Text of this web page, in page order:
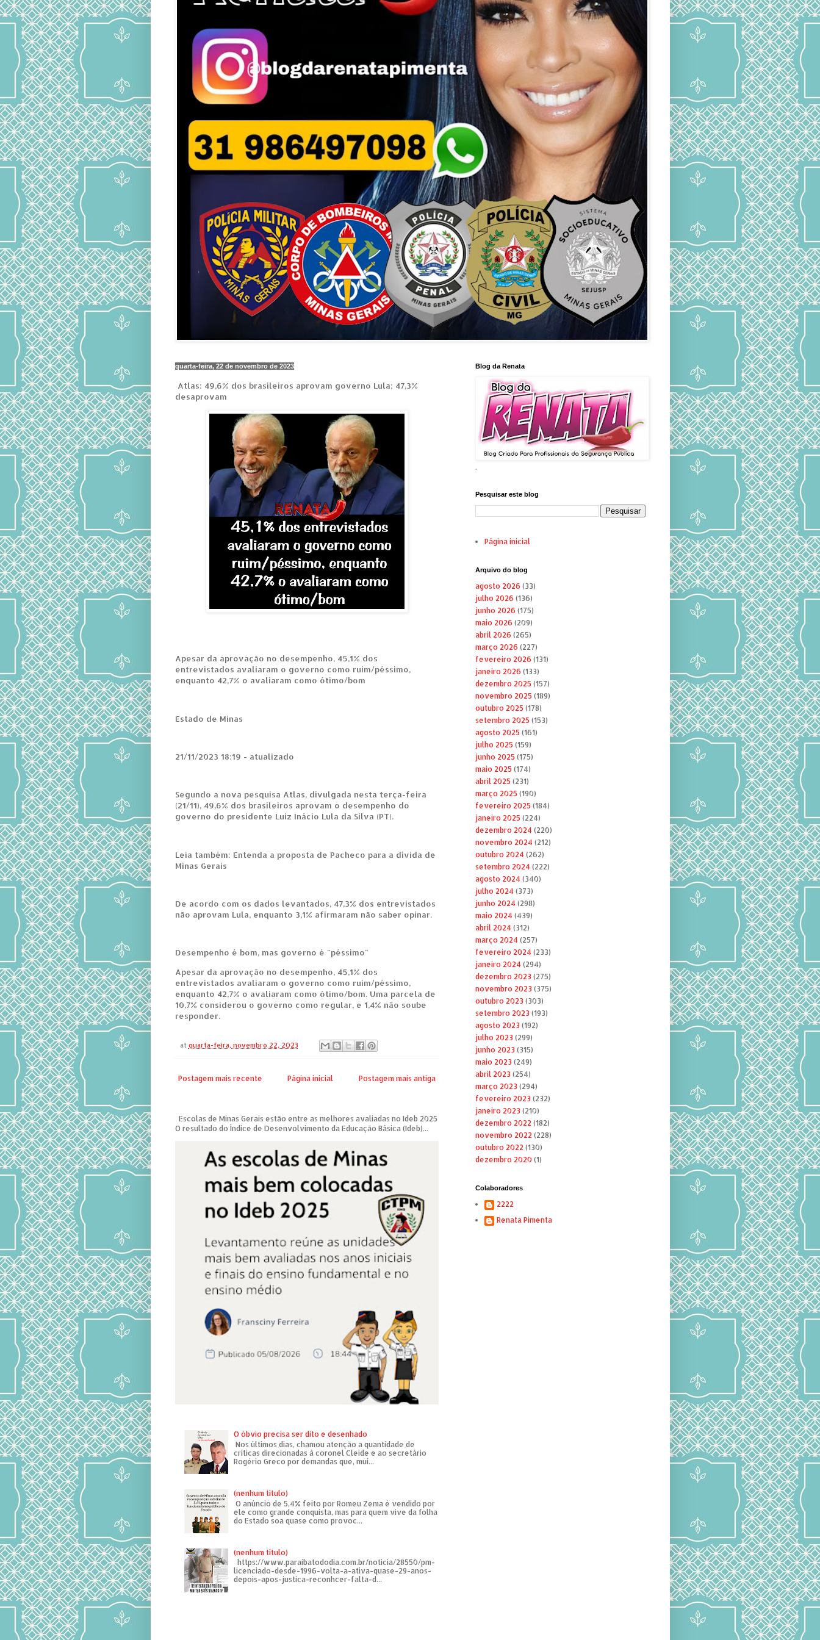
quarta-feira, 22 de novembro de 2023
Atlas: 49,6% dos brasileiros aprovam governo Lula; 47,3%
desaprovam
Apesar da aprovação no desempenho, 45,1% dos
entrevistados avaliaram o governo como ruim/péssimo,
enquanto 42,7% o avaliaram como ótimo/bom
Estado de Minas
21/11/2023 18:19 - atualizado
Segundo a nova pesquisa Atlas, divulgada nesta terça-feira
(21/11), 49,6% dos brasileiros aprovam o desempenho do
governo do presidente Luiz Inácio Lula da Silva (PT).
Leia também: Entenda a proposta de Pacheco para a dívida de
Minas Gerais
De acordo com os dados levantados, 47,3% dos entrevistados
não aprovam Lula, enquanto 3,1% afirmaram não saber opinar.
Desempenho é bom, mas governo é "péssimo"
Apesar da aprovação no desempenho, 45,1% dos
entrevistados avaliaram o governo como ruim/péssimo,
enquanto 42,7% o avaliaram como ótimo/bom. Uma parcela de
10,7% considerou o governo como regular, e 1,4% não soube
responder.
at quarta-feira, novembro 22, 2023
Postagem mais recente Postagem mais antiga
Página inicial
Escolas de Minas Gerais estão entre as melhores avaliadas no Ideb 2025
O resultado do Índice de Desenvolvimento da Educação Básica (Ideb)...
O óbvio precisa ser dito e desenhado
Nos últimos dias, chamou atenção a quantidade de
críticas direcionadas à coronel Cleide e ao secretário
Rogério Greco por demandas que, mui...
(nenhum título)
O anúncio de 5,4% feito por Romeu Zema é vendido por
ele como grande conquista, mas para quem vive da folha
do Estado soa quase como provoc...
(nenhum título)
https://www.paraibatododia.com.br/noticia/28550/pm-
licenciado-desde-1996-volta-a-ativa-quase-29-anos-
depois-apos-justica-reconhcer-falta-d...
Blog da Renata
.
Pesquisar este blog
Página inicial
Arquivo do blog
agosto 2026 (33)
julho 2026 (136)
junho 2026 (175)
maio 2026 (209)
abril 2026 (265)
março 2026 (227)
fevereiro 2026 (131)
janeiro 2026 (133)
dezembro 2025 (157)
novembro 2025 (189)
outubro 2025 (178)
setembro 2025 (153)
agosto 2025 (161)
julho 2025 (159)
junho 2025 (175)
maio 2025 (174)
abril 2025 (231)
março 2025 (190)
fevereiro 2025 (184)
janeiro 2025 (224)
dezembro 2024 (220)
novembro 2024 (212)
outubro 2024 (262)
setembro 2024 (222)
agosto 2024 (340)
julho 2024 (373)
junho 2024 (298)
maio 2024 (439)
abril 2024 (312)
março 2024 (257)
fevereiro 2024 (233)
janeiro 2024 (294)
dezembro 2023(275)
novembro 2023(375)
outubro 2023(303)
setembro 2023(193)
agosto 2023(192)
julho 2023(299)
junho 2023(315)
maio 2023(249)
abril 2023(254)
março 2023(294)
fevereiro 2023(232)
janeiro 2023(210)
dezembro 2022(182)
novembro 2022(228)
outubro 2022(130)
dezembro 2020(1)
Colaboradores
2222
Renata Pimenta